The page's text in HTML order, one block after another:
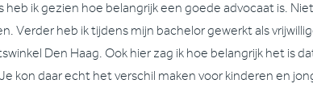
heb ik gezien hoe belangrijk een goede advocaat is.
Verder heb ik tijdens mijn bachelor gewerkt als
Den Haag. Ook hier zag ik hoe belangrijk het is
kon daar echt het verschil maken voor kinderen en